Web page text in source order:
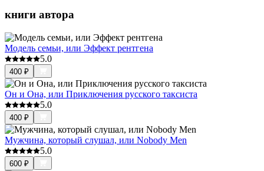
книги автора
Модель семьи, или Эффект рентгена
5.0
400 ₽
Он и Она, или Приключения русского таксиста
5.0
400 ₽
Мужчина, который слушал, или Nobody Men
5.0
600 ₽